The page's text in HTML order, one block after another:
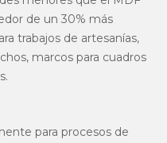
de un 30% más
trabajos de artesanías,
marcos para cuadros
para procesos de